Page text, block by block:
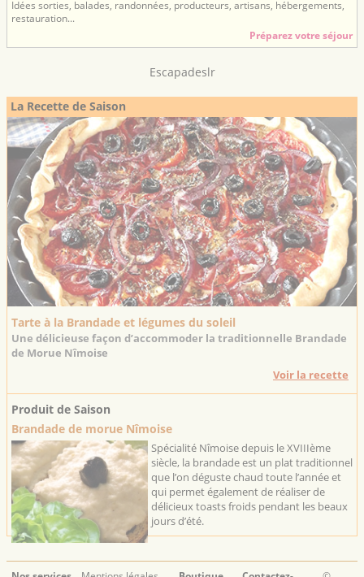
Idées sorties, balades, randonnées, producteurs, artisans, hébergements,
restauration...
Préparez votre séjour
Escapadeslr
La Recette de Saison
Tarte à la Brandade et légumes du soleil
Une délicieuse façon d’accommoder la traditionnelle Brandade
de Morue Nîmoise
Voir la recette
Produit de Saison
Brandade de morue Nîmoise
Spécialité Nîmoise depuis le XVIIIème
siècle, la brandade est un plat traditionnel
que l’on déguste chaud toute l’année et
qui permet également de réaliser de
délicieux toasts froids pendant les beaux
jours d’été.